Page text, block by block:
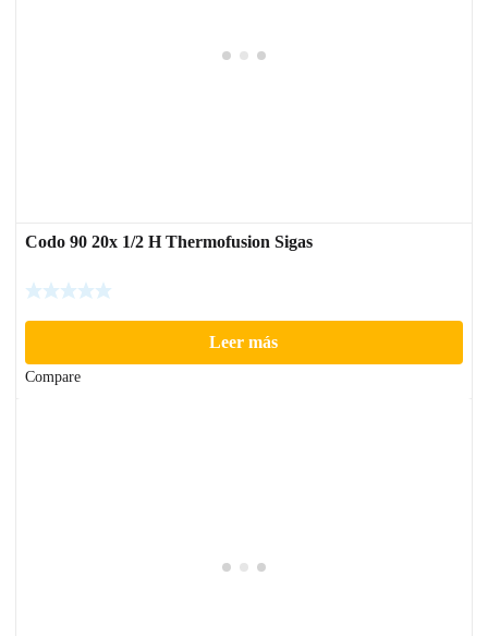
Codo 90 20x 1/2 H Thermofusion Sigas
Leer más
Compare